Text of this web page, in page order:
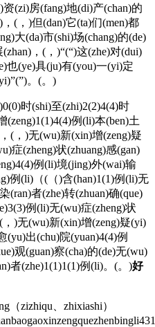
(zi)房(fang)地(di)产(chan)的
(，)但(dan)它(ta)们(men)都
大(da)市(shi)场(chang)的(de)
，(，)“(“)这(zhe)对(dui)
也(ye)具(ju)有(you)一(yi)定
。(。)
时(shi)至(zhi)2(2)4(4)时
例(li)本(ben)土
(，)无(wu)新(xin)增(zeng)疑
症(zheng)状(zhuang)感(gan)
例(li)境(jing)外(wai)输
例(li)（(（)含(han)1(1)例(li)无
(ran)者(zhe)转(zhuan)确(que)
例(li)无(wu)症(zheng)状
，)无(wu)新(xin)增(zeng)疑(yi)
出(chu)院(yuan)4(4)例
观(guan)察(cha)的(de)无(wu)
者(zhe)1(1)1(1)例(li)。(。)好
zizhiqu、zhixiashi）